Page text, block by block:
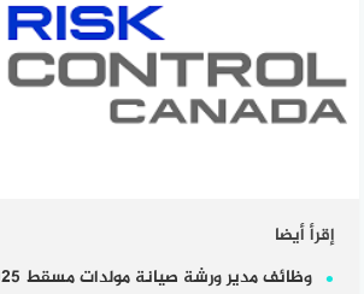
إقرأ أيضا
وظائف مدير ورشة صيانة مولدات مسقط 2025